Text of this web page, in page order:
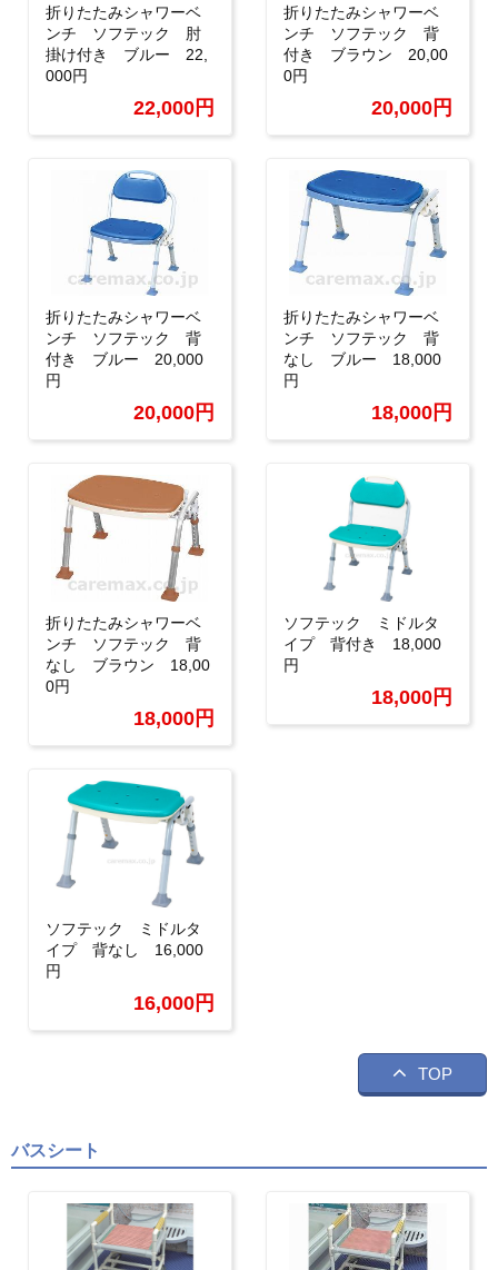
折りたたみシャワーベ
ンチ ソフテック 肘
掛け付き ブルー 22,
000円
22,000円
折りたたみシャワーベ
ンチ ソフテック 背
付き ブラウン 20,00
0円
20,000円
折りたたみシャワーベ
ンチ ソフテック 背
付き ブルー 20,000
円
20,000円
折りたたみシャワーベ
ンチ ソフテック 背
なし ブルー 18,000
円
18,000円
折りたたみシャワーベ
ンチ ソフテック 背
なし ブラウン 18,00
0円
18,000円
ソフテック ミドルタ
イプ 背付き 18,000
円
18,000円
ソフテック ミドルタ
イプ 背なし 16,000
円
16,000円
TOP
バスシート